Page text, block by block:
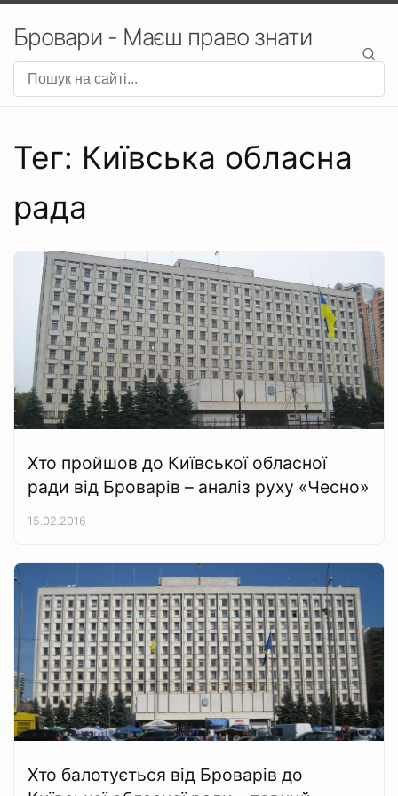
Бровари - Маєш право знати
Тег: Київська обласна
рада
Хто пройшов до Київської обласної
ради від Броварів – аналіз руху «Чесно»
15.02.2016
Хто балотується від Броварів до